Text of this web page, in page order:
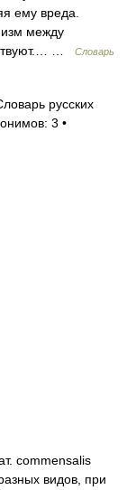
ему вреда.
между
…
Словарь
русских
3 •
commensalis
видов, при